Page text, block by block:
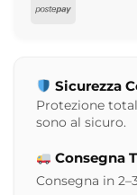
Postepay
Sicurezza
Protezione
sono al sicuro.
Consegna
Consegna in